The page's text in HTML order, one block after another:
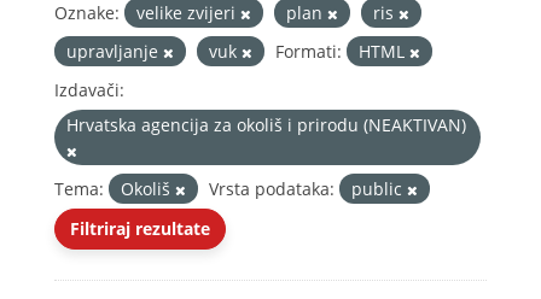
Oznake: velike zvijeri plan
ris
upravljanje
vuk Formati:
HTML
Izdavači:
Hrvatska agencija za okoliš i prirodu (NEAKTIVAN)
Tema: Okoliš Vrsta podataka:
public
Filtriraj rezultate